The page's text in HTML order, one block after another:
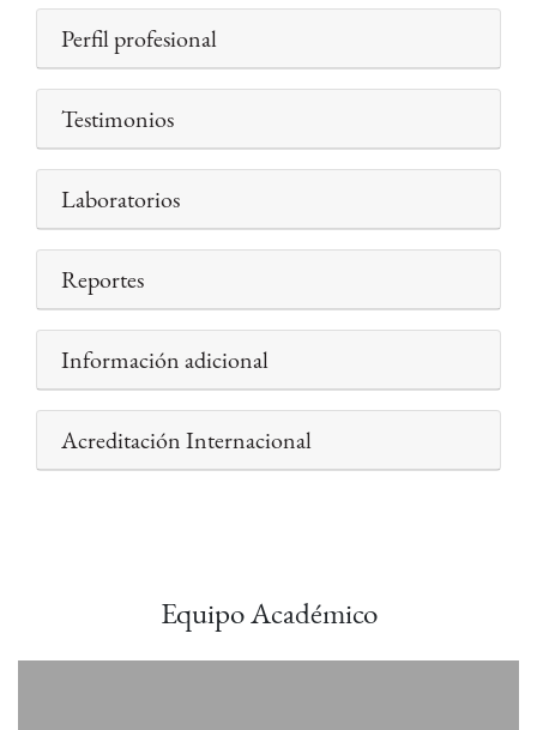
Perfil profesional
Testimonios
Laboratorios
Reportes
Información adicional
Acreditación Internacional
Equipo Académico